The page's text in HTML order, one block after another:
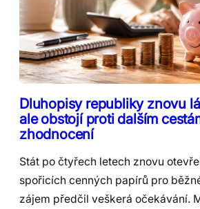
Dluhopisy republiky znovu
ale obstojí proti dalším
zhodnocení
Stát po čtyřech letech znovu
spořicích cenných papírů pro
zájem předčil veškerá očekávání.